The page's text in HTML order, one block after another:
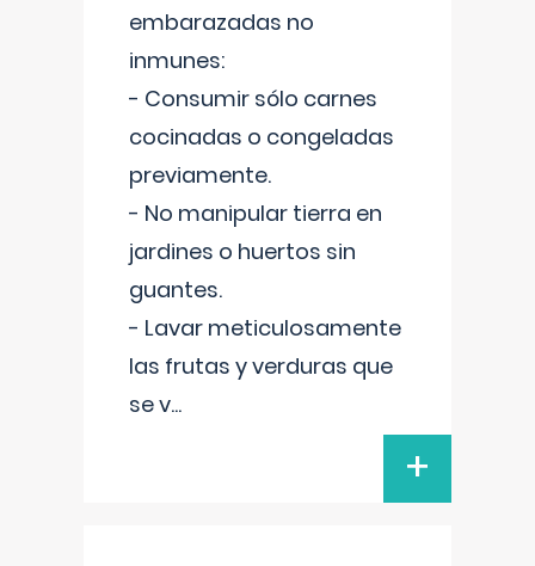
embarazadas no
inmunes:
- Consumir sólo carnes
cocinadas o congeladas
previamente.
- No manipular tierra en
jardines o huertos sin
guantes.
- Lavar meticulosamente
las frutas y verduras que
se v...
+